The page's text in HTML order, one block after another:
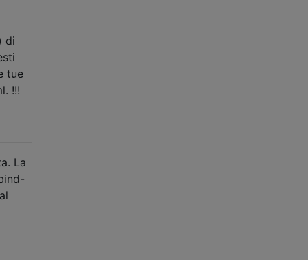
di
tue
!!!
La